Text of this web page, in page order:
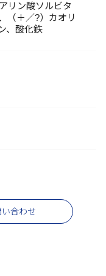
リン酸ソルビタ
（＋／?）カオリ
、酸化鉄
合わせ